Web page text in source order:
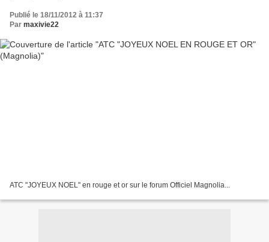
Publié le 18/11/2012 à 11:37
Par maxivie22
ATC "JOYEUX NOEL" en rouge et or sur le forum Officiel Magnolia...